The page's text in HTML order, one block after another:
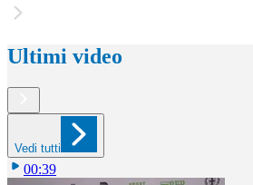
Ultimi video
Vedi tutti
00:39